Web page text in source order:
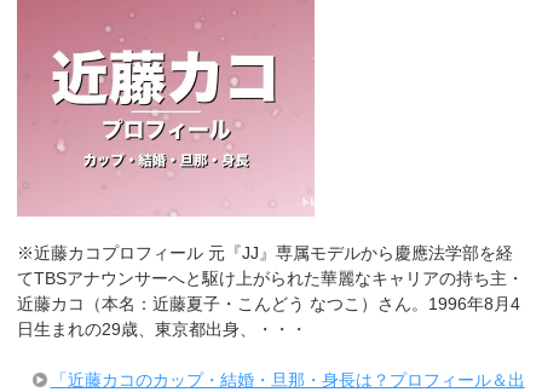
※近藤カコプロフィール 元『JJ』専属モデルから慶應法学部を経
てTBSアナウンサーへと駆け上がられた華麗なキャリアの持ち主・
近藤カコ（本名：近藤夏子・こんどう なつこ）さん。1996年8月4
日生まれの29歳、東京都出身、・・・
「近藤カコのカップ・結婚・旦那・身長は？プロフィール＆出